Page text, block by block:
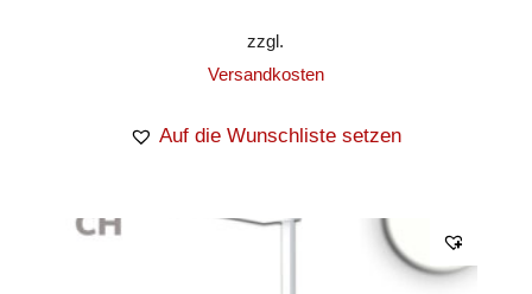
zzgl.
Versandkosten
Auf die Wunschliste setzen